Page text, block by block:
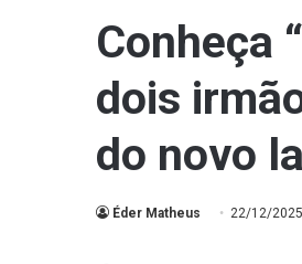
Conheça
dois
do novo
Éder Matheus 22/12/2025